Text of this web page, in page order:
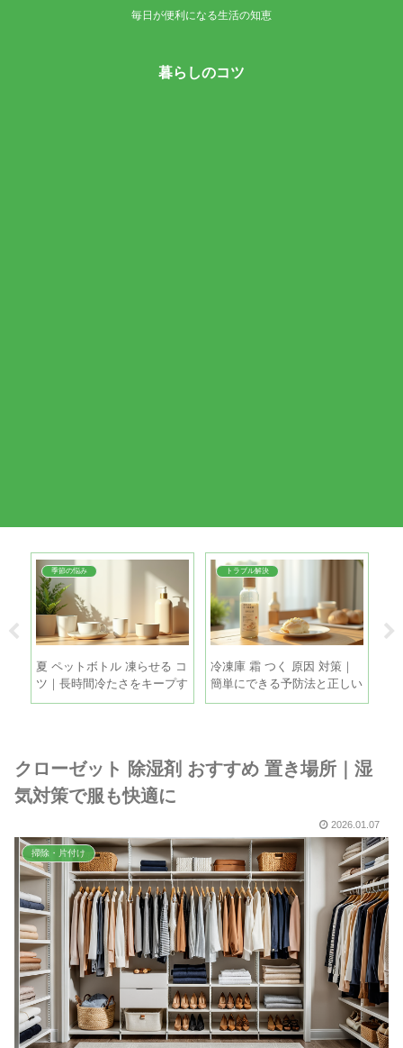
毎日が便利になる生活の知恵
暮らしのコツ
季節の悩み
夏 ペットボトル 凍らせる コ
ツ｜長時間冷たさをキープす
る5つの方法
トラブル解決
冷凍庫 霜 つく 原因 対策｜
簡単にできる予防法と正しい
霜取りの手順
クローゼット 除湿剤 おすすめ 置き場所｜湿
気対策で服も快適に
2026.01.07
掃除・片付け